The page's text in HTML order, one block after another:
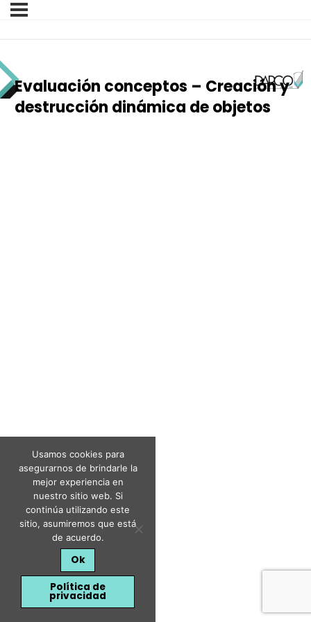
Evaluación conceptos – Creación y
destrucción dinámica de objetos
Usamos cookies para
asegurarnos de brindarle la
mejor experiencia en
nuestro sitio web. Si
continúa utilizando este
sitio, asumiremos que está
de acuerdo.
Ok
Política de
privacidad